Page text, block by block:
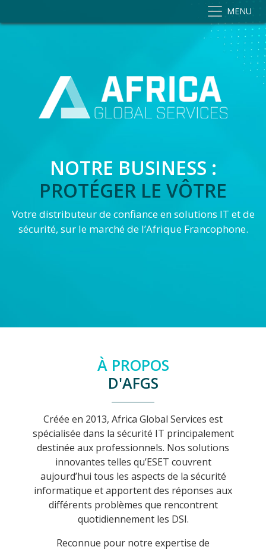
MENU
NOTRE BUSINESS :
PROTÉGER LE VÔTRE
Votre distributeur de confiance en solutions IT et de
sécurité, sur le marché de l’Afrique Francophone.
À PROPOS
D'AFGS
Créée en 2013, Africa Global Services est
spécialisée dans la sécurité IT principalement
destinée aux professionnels. Nos solutions
innovantes telles qu’ESET couvrent
aujourd’hui tous les aspects de la sécurité
informatique et apportent des réponses aux
différents problèmes que rencontrent
quotidiennement les DSI.
Reconnue pour notre expertise de